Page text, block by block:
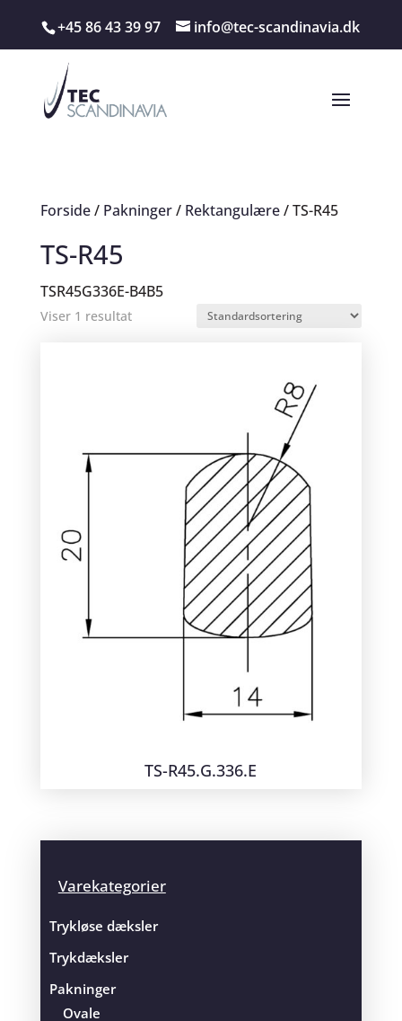
+45 86 43 39 97 info@tec-scandinavia.dk
Forside/ Pakninger/ Rektangulære/ TS-R45
TS-R45
TSR45G336E-B4B5
Viser 1 resultat
TS-R45.G.336.E
Varekategorier
Trykløse dæksler
Trykdæksler
Pakninger
Ovale